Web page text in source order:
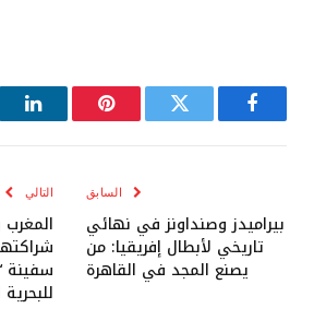
فيسبوك تويتر بينتيريست
السابق
بيراميدز وصنداونز في نهائي
تاريخي لأبطال إفريقيا: من
يصنع المجد في القاهرة
التالي
المغرب